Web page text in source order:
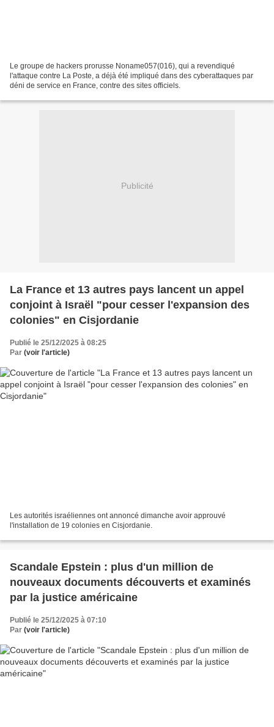
Le groupe de hackers prorusse Noname057(016), qui a revendiqué
l'attaque contre La Poste, a déjà été impliqué dans des cyberattaques par
déni de service en France, contre des sites officiels.
Publicité
La France et 13 autres pays lancent un appel
conjoint à Israël "pour cesser l'expansion des
colonies" en Cisjordanie
Publié le 25/12/2025 à 08:25
Par (voir l'article)
Les autorités israéliennes ont annoncé dimanche avoir approuvé
l'installation de 19 colonies en Cisjordanie.
Scandale Epstein : plus d'un million de
nouveaux documents découverts et examinés
par la justice américaine
Publié le 25/12/2025 à 07:10
Par (voir l'article)